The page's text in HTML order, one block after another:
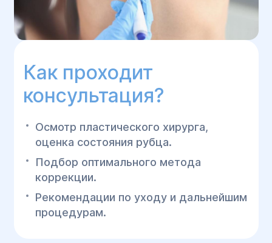
Как проходит
консультация?
Осмотр пластического хирурга,
оценка состояния рубца.
Подбор оптимального метода
коррекции.
Рекомендации по уходу и дальнейшим
процедурам.